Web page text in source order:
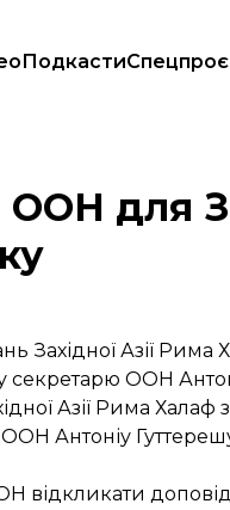
Подкасти
ООН для
Західної Азії
секретарю ООН
Азії Рима Халаф
Антоніу